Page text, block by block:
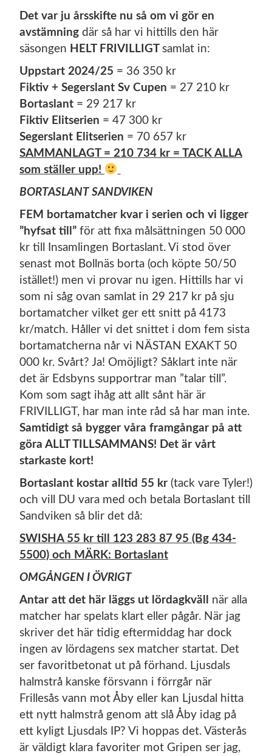
Det var ju årsskifte nu så om vi gör en
avstämning där så har vi hittills den här
säsongen HELT FRIVILLIGT samlat in:
Uppstart 2024/25 = 36 350 kr
Fiktiv + Segerslant Sv Cupen = 27 210 kr
Bortaslant = 29 217 kr
Fiktiv Elitserien = 47 300 kr
Segerslant Elitserien = 70 657 kr
SAMMANLAGT = 210 734 kr = TACK ALLA
som ställer upp!
BORTASLANT SANDVIKEN
FEM bortamatcher kvar i serien och vi ligger
”hyfsat till” för att fixa målsättningen 50 000
kr till Insamlingen Bortaslant. Vi stod över
senast mot Bollnäs borta (och köpte 50/50
istället!) men vi provar nu igen. Hittills har vi
som ni såg ovan samlat in 29 217 kr på sju
bortamatcher vilket ger ett snitt på 4173
kr/match. Håller vi det snittet i dom fem sista
bortamatcherna når vi NÄSTAN EXAKT 50
000 kr. Svårt? Ja! Omöjligt? Såklart inte när
det är Edsbyns supportrar man ”talar till”.
Kom som sagt ihåg att allt sånt här är
FRIVILLIGT, har man inte råd så har man inte.
Samtidigt så bygger våra framgångar på att
göra ALLT TILLSAMMANS! Det är vårt
starkaste kort!
Bortaslant kostar alltid 55 kr (tack vare Tyler!)
och vill DU vara med och betala Bortaslant till
Sandviken så blir det då:
SWISHA 55 kr till 123 283 87 95 (Bg 434-
5500) och MÄRK: Bortaslant
OMGÅNGEN I ÖVRIGT
Antar att det här läggs ut lördagkväll när alla
matcher har spelats klart eller pågår. När jag
skriver det här tidig eftermiddag har dock
ingen av lördagens sex matcher startat. Det
ser favoritbetonat ut på förhand. Ljusdals
halmstrå kanske försvann i förrgår när
Frillesås vann mot Åby eller kan Ljusdal hitta
ett nytt halmstrå genom att slå Åby idag på
ett kyligt Ljusdals IP? Vi hoppas det. Västerås
är väldigt klara favoriter mot Gripen ser jag,